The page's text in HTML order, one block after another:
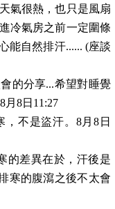
氣很熱，也只是風扇
冷氣房之前一定圍條
能自然排汗...... (座談
的分享...希望對睡覺
月8日11:27
不是盜汗。8月8日
差異在於，汗後是
寒的腹瀉之後不太會